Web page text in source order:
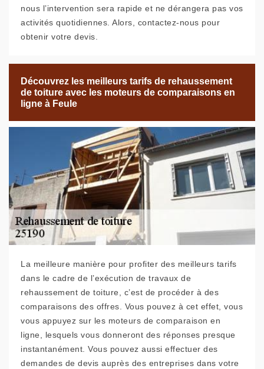
nous l’intervention sera rapide et ne dérangera pas vos
activités quotidiennes. Alors, contactez-nous pour
obtenir votre devis.
Découvrez les meilleurs tarifs de rehaussement
de toiture avec les moteurs de comparaisons en
ligne à Feule
La meilleure manière pour profiter des meilleurs tarifs
dans le cadre de l’exécution de travaux de
rehaussement de toiture, c’est de procéder à des
comparaisons des offres. Vous pouvez à cet effet, vous
vous appuyez sur les moteurs de comparaison en
ligne, lesquels vous donneront des réponses presque
instantanément. Vous pouvez aussi effectuer des
demandes de devis auprès des entreprises dans votre